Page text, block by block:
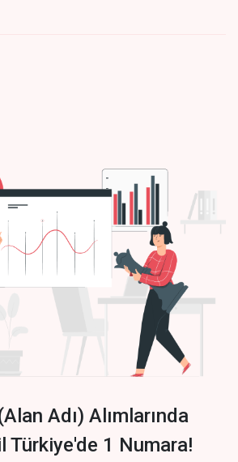
Adı) Alımlarında
Türkiye'de 1 Numara!